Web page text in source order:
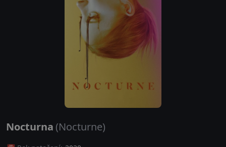
Nocturna (Nocturne)